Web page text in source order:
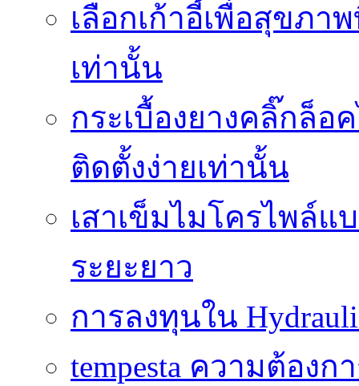
เลือกเก้าอี้เพื่อสุขภา
เท่านั้น
กระเบื้องยางคลิ๊กล็อ
ติดตั้งง่ายเท่านั้น
เสาเข็มไมโครไพล์
ระยะยาว
การลงทุนใน
tempesta ความต้อง